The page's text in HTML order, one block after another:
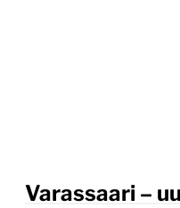
Varassaari –